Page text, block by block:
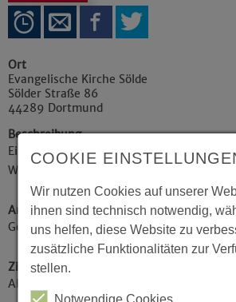
Ort
Evangelische Kirche Sölde
Sölder Straße 86
44289 Dortmund
Beschreibung
Ein Musical für Kinder von Heinz
Werner Schrader
Art der Veranstaltung / Kategorie
Gottesdienste, Konzerte / Theater / Musik
Zielgruppe
Alle Zielgruppen
COOKIE
Wir nutzen Cookies auf unserer
ihnen sind technisch notwendig,
uns helfen, diese Website zu
zusätzliche Funktionalitäten zur
stellen.
Notwendige Cookies